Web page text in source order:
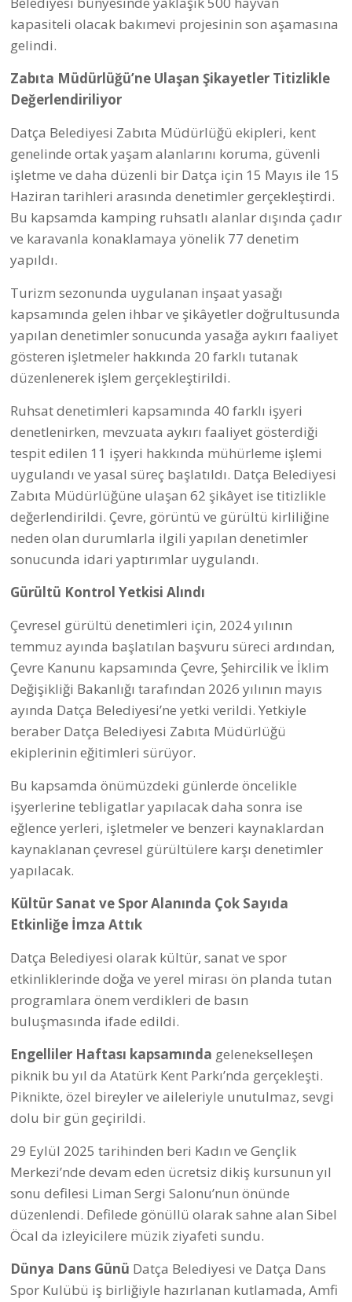
denetlenirken, mevzuata aykırı faaliyet gösterdiği
tespit edilen 11 işyeri hakkında mühürleme işlemi
uygulandı ve yasal süreç başlatıldı. Datça Belediyesi
Zabıta Müdürlüğüne ulaşan 62 şikâyet ise titizlikle
değerlendirildi. Çevre, görüntü ve gürültü kirliliğine
sonucunda idari yaptırımlar uygulandı.
Gürültü Kontrol Yetkisi Alındı
Çevresel gürültü denetimleri için, 2024 yılının
temmuz ayında başlatılan başvuru süreci ardından,
Çevre Kanunu kapsamında Çevre, Şehircilik ve İklim
Değişikliği Bakanlığı tarafından 2026 yılının mayıs
ayında Datça Belediyesi’ne yetki verildi. Yetkiyle
beraber Datça Belediyesi Zabıta Müdürlüğü
ekiplerinin eğitimleri sürüyor.
Bu kapsamda önümüzdeki günlerde öncelikle
işyerlerine tebligatlar yapılacak daha sonra ise
eğlence yerleri, işletmeler ve benzeri kaynaklardan
kaynaklanan çevresel gürültülere karşı denetimler
yapılacak.
Kültür Sanat ve Spor Alanında Çok Sayıda
Etkinliğe İmza Attık
Datça Belediyesi olarak kültür, sanat ve spor
etkinliklerinde doğa ve yerel mirası ön planda tutan
buluşmasında ifade edildi.
Engelliler Haftası kapsamında gelenekselleşen
piknik bu yıl da Atatürk Kent Parkı’nda gerçekleşti.
Piknikte, özel bireyler ve aileleriyle unutulmaz, sevgi
dolu bir gün geçirildi.
29 Eylül 2025 tarihinden beri Kadın ve Gençlik
Merkezi’nde devam eden ücretsiz dikiş kursunun yıl
düzenlendi. Defilede gönüllü olarak sahne alan Sibel
Öcal da izleyicilere müzik ziyafeti sundu.
Dünya Dans GünüDatça Belediyesi ve Datça Dans
Spor Kulübü iş birliğiyle hazırlanan kutlamada, Amfi
Topluluğu, Datça Belediyesi Vurmalı Çalgılar
Topluluğu, Engelim Olmayın Derneği, Datça Dans
Spor Kulübü, Kent Konseyi Halk Oyunları Ekibi,
Neşeli Patiler, Hacı Bektaş Veli Anadolu Kültür Sanat
Vakfı Datça Cemevi, Kazım Yılmaz İlkokulu ve Datça
Halk Eğitim Merkezi birbirinden renkli görüntülerle
Datça Belediyesi Yelken ve Sörf Okulu’ndagenç
denizciler “Yelkenler fora” dedi. 7-14 yaş arasındaki
çocuklar 1 Kasım’da başlayan optimist kursları
Federasyonu (TYF) onaylı sertifikalar, genç
denizcilere, Datça Belediye Başkanı Aytaç Kurt
tarafından takdim edildi.
Sporun Birleştirici Gücüyle Sınırlar Aşıldı
2013 yılından beri barış ve kardeşlik tohumlarının
ekildiği Ege Dostluk Basketbol Turnuvası’nın son